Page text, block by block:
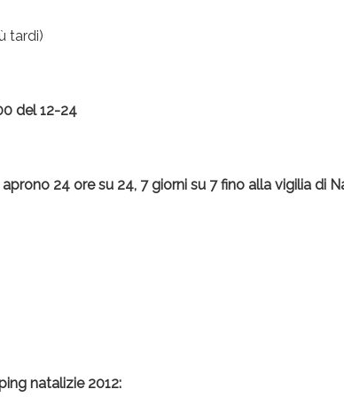
tardi)
del 12-24
24 ore su 24, 7 giorni su 7 fino alla vigilia di
natalizie 2012: